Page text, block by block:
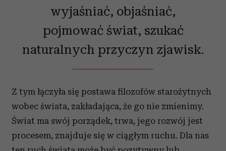
wyjaśniać, objaśniać,
pojmować świat, szukać
naturalnych przyczyn zjawisk.
Z tym łączyła się postawa filozofów starożytnych
wobec świata, zakładająca, że go nie zmienimy.
Świat ma swój porządek, trwa, jego rozwój jest
procesem, znajduje się w ciągłym ruchu. Dla nas